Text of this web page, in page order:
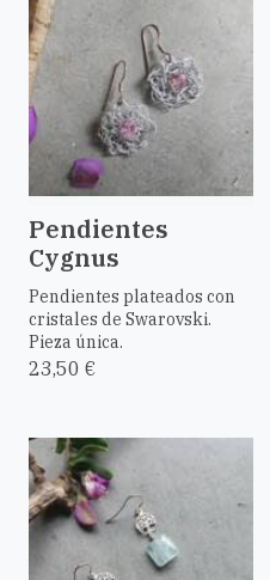
Pendientes
Cygnus
Pendientes plateados con
cristales de Swarovski.
Pieza única.
23,50 €